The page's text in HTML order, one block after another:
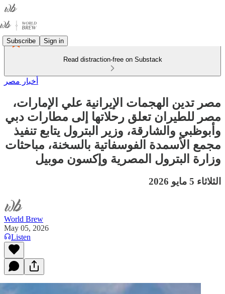
Subscribe Sign in
Read distraction-free on Substack
أخبار مصر
مصر تدين الهجمات الإيرانية علي الإمارات،
مصر للطيران تعلق رحلاتها إلى مطارات دبي
وأبوظبي والشارقة، وزير البترول يتابع تنفيذ
مجمع الأسمدة الفوسفاتية بالسخنة، مباحثات
وزارة البترول المصرية وإكسون موبيل
الثلاثاء 5 مايو 2026
World Brew
May 05, 2026
Listen